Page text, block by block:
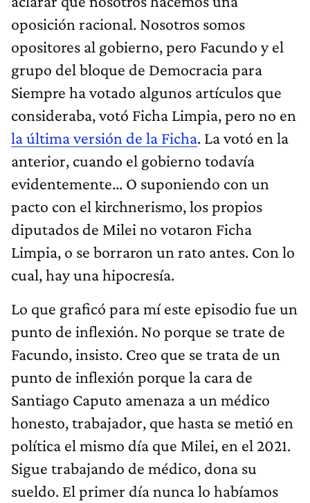
oposición racional. Nosotros somos
opositores al gobierno, pero Facundo y el
grupo del bloque de Democracia para
Siempre ha votado algunos artículos que
consideraba, votó Ficha Limpia, pero no en
la última versión de la Ficha. La votó en la
anterior, cuando el gobierno todavía
evidentemente... O suponiendo con un
pacto con el kirchnerismo, los propios
diputados de Milei no votaron Ficha
Limpia, o se borraron un rato antes. Con lo
cual, hay una hipocresía.
Lo que graficó para mí este episodio fue un
punto de inflexión. No porque se trate de
Facundo, insisto. Creo que se trata de un
punto de inflexión porque la cara de
Santiago Caputo amenaza a un médico
honesto, trabajador, que hasta se metió en
política el mismo día que Milei, en el 2021.
Sigue trabajando de médico, dona su
sueldo. El primer día nunca lo habíamos